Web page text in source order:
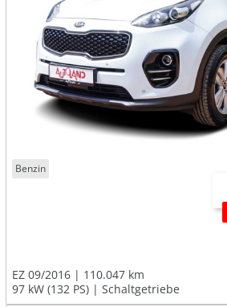
Benzin
EZ 09/2016
110.047 km
97 kW (132 PS)
Schaltgetriebe